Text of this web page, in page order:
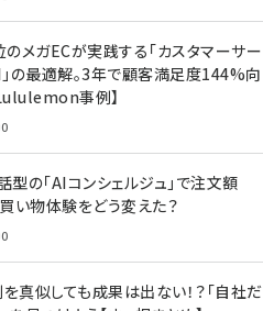
メガECが実践する「カスタマーサー
の最適解。3年で顧客満足度144%向
事例】
型の「AIコンシェルジュ」で注文額
い物体験をどう変えた？
真似しても成果は出ない！？「自社だ